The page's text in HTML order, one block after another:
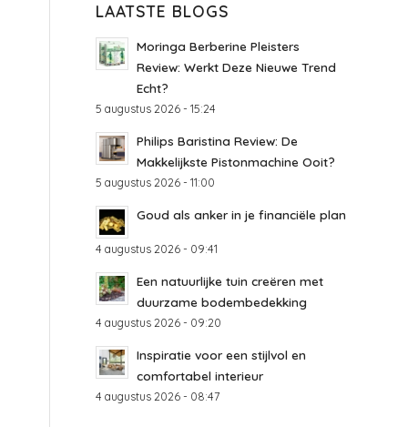
LAATSTE BLOGS
Moringa Berberine Pleisters
Review: Werkt Deze Nieuwe Trend
Echt?
5 augustus 2026 - 15:24
Philips Baristina Review: De
Makkelijkste Pistonmachine Ooit?
5 augustus 2026 - 11:00
Goud als anker in je financiële plan
4 augustus 2026 - 09:41
Een natuurlijke tuin creëren met
duurzame bodembedekking
4 augustus 2026 - 09:20
Inspiratie voor een stijlvol en
comfortabel interieur
4 augustus 2026 - 08:47